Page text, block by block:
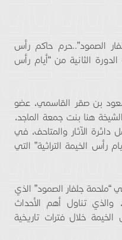
الصمود”..حرم حاكم رأس
الثانية من “أيام رأس
بن صقر القاسمي، عضو
هنا بنت جمعة الماجد،
الآثار والمتاحف، في
رأس الخيمة التراثية” التي
“ملحمة جلفار الصمود” الذي
تناول أهم الأحداث
خلال فترات تاريخية